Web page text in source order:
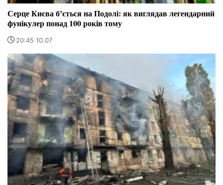
Серце Києва бʼється на Подолі: як виглядав легендарний
фунікулер понад 100 років тому
20:45 10.07